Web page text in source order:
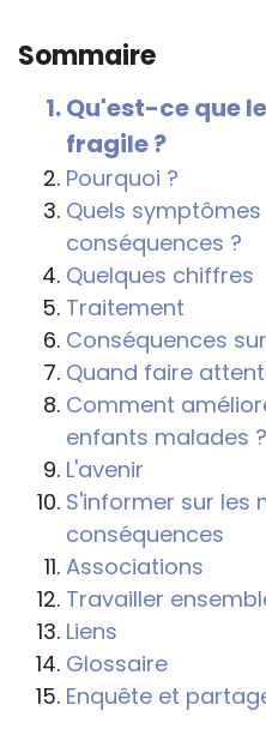
conséquences de la
handicap sur les
passe pas
diagnostic en tant
Cette information
chacun, dans le
particulier, enfant et
compte la variabilité
maladie ou
enfant.
La consultation
web n’exonère
responsabilités
et pénales. Les
s'inspireront des
site « Tous à l'école
professionnelle le
responsabilité, car
les paramètres
situation
Sommaire
Qu'est-ce que
fragile ?
Pourquoi ?
Quels
conséquences ?
Quelques chiffres
Traitement
Conséquences
Quand faire
Comment
enfants malades ?
L'avenir
S'informer sur les
conséquences
Associations
Travailler
Liens
Glossaire
Enquête et